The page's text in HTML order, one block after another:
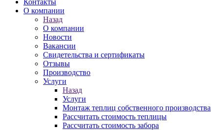
Контакты
О компании
Назад
О компании
Новости
Вакансии
Свидетельства и сертификаты
Отзывы
Производство
Услуги
Назад
Услуги
Монтаж теплиц собственного производства
Рассчитать стоимость теплицы
Рассчитать стоимость забора